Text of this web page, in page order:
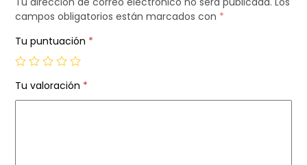
campos obligatorios están marcados con *
Tu puntuación *
Tu valoración *